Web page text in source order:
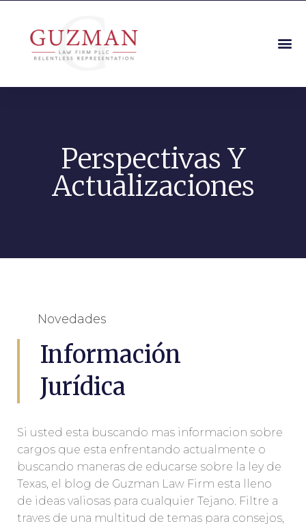
Perspectivas Y
Actualizaciones
Novedades
Información
Jurídica
Si usted esta buscando mas informacion sobre
cargos que esta enfrentando actualmente o
buscando maneras de educarse sobre la ley de
Texas, el blog de Guzman Law Firm esta lleno
de ideas valiosas para cualquier Tejano. Filtre a
traves de una multitud de temas para consejos,